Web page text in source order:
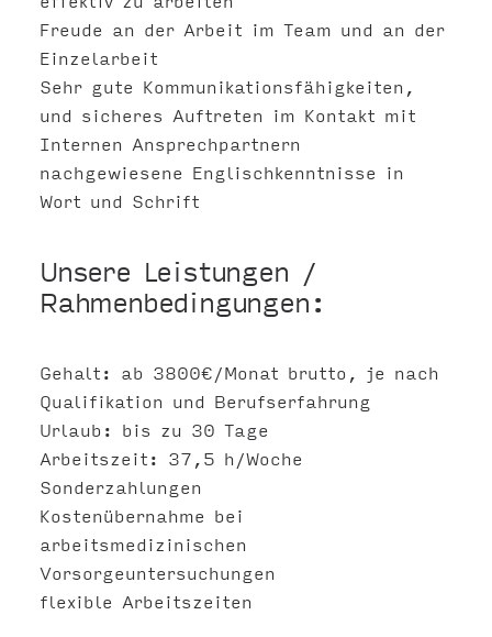
Freude an der Arbeit im Team und an der
Einzelarbeit
Sehr gute Kommunikationsfähigkeiten,
und sicheres Auftreten im Kontakt mit
Internen Ansprechpartnern
nachgewiesene Englischkenntnisse in
Wort und Schrift
Unsere Leistungen /
Rahmenbedingungen:
Gehalt: ab 3800€/Monat brutto, je nach
Qualifikation und Berufserfahrung
Urlaub: bis zu 30 Tage
Arbeitszeit: 37,5 h/Woche
Sonderzahlungen
Kostenübernahme bei
arbeitsmedizinischen
Vorsorgeuntersuchungen
flexible Arbeitszeiten